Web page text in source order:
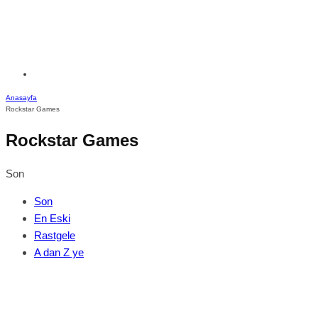
Anasayfa
Rockstar Games
Rockstar Games
Son
Son
En Eski
Rastgele
A dan Z ye